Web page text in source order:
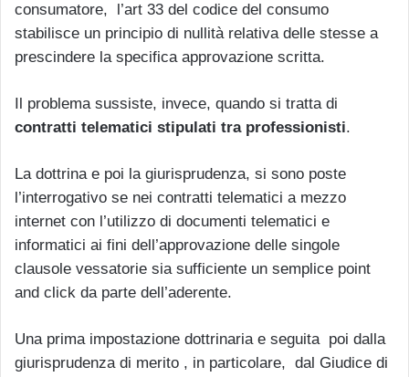
consumatore, l’art 33 del codice del consumo
stabilisce un principio di nullità relativa delle stesse a
prescindere la specifica approvazione scritta.
Il problema sussiste, invece, quando si tratta di
contratti telematici stipulati tra professionisti.
La dottrina e poi la giurisprudenza, si sono poste
l’interrogativo se nei contratti telematici a mezzo
internet con l’utilizzo di documenti telematici e
informatici ai fini dell’approvazione delle singole
clausole vessatorie sia sufficiente un semplice point
and click da parte dell’aderente.
Una prima impostazione dottrinaria e seguita poi dalla
giurisprudenza di merito , in particolare, dal Giudice di